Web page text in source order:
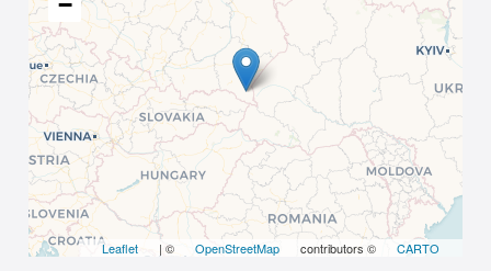
Leaflet | © OpenStreetMap contributors © CARTO